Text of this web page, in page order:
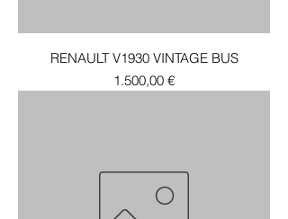
RENAULT V1930 VINTAGE BUS
Τιμή
1.500,00 €